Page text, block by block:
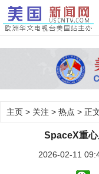
主页 > 关注 > 热点 > 正
SpaceX重
2026-02-11